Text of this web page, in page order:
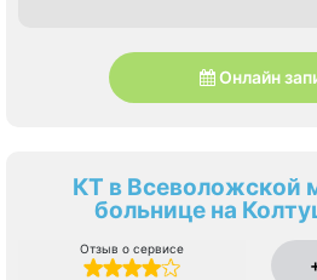
Онлайн
КТ в Всеволожской
больнице на
Отзыв о сервисе